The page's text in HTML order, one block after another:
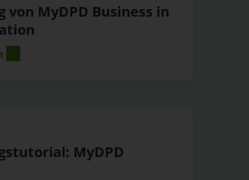
von MyDPD Business in
MyDPD